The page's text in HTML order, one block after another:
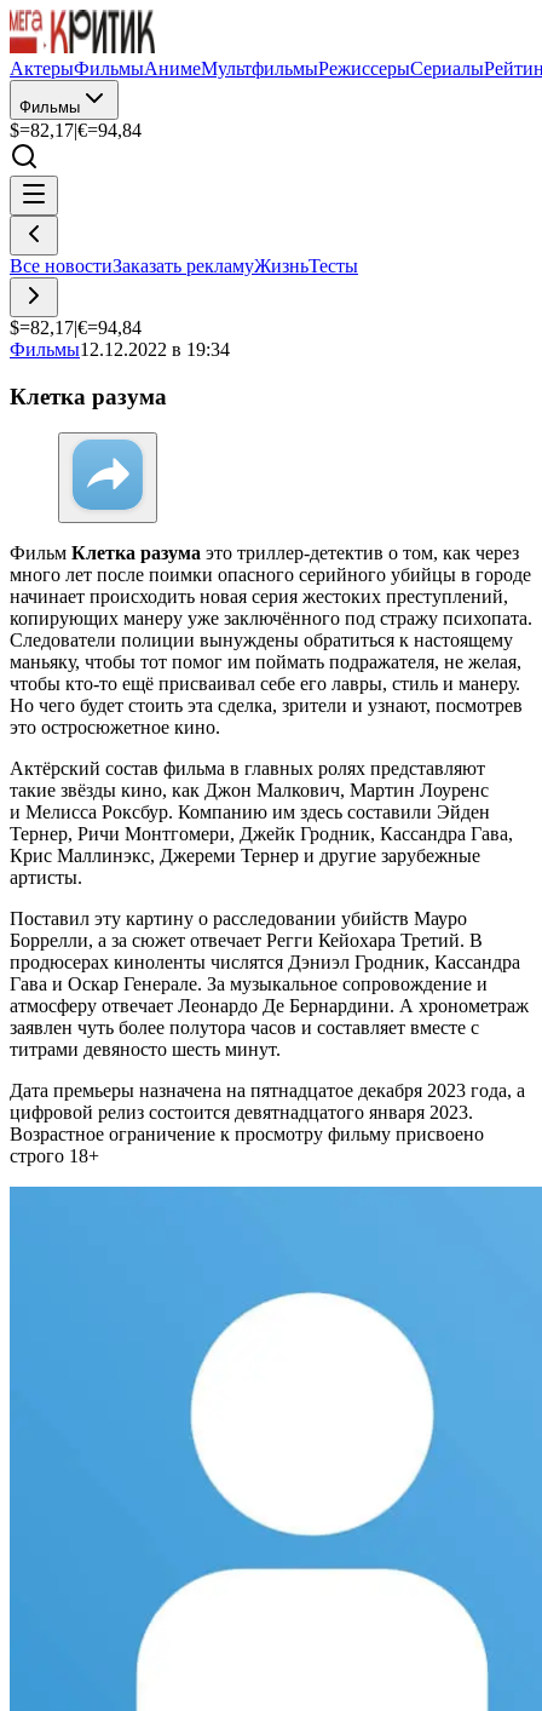
АктерыФильмыАнимеМультфильмыРежиссерыСериалы
Фильмы
$=82,17|€=94,84
Все новостиЗаказать рекламуЖизньТесты
$=82,17|€=94,84
Фильмы12.12.2022 в 19:34
Клетка разума
Фильм Клетка разума это триллер-детектив о том, как через
много лет после поимки опасного серийного убийцы в городе
начинает происходить новая серия жестоких преступлений,
копирующих манеру уже заключённого под стражу психопата.
Следователи полиции вынуждены обратиться к настоящему
маньяку, чтобы тот помог им поймать подражателя, не желая,
чтобы кто-то ещё присваивал себе его лавры, стиль и манеру.
Но чего будет стоить эта сделка, зрители и узнают, посмотрев
это остросюжетное кино.
Актёрский состав фильма в главных ролях представляют
такие звёзды кино, как Джон Малкович, Мартин Лоуренс
и Мелисса Роксбур. Компанию им здесь составили Эйден
Тернер, Ричи Монтгомери, Джейк Гродник, Кассандра Гава,
Крис Маллинэкс, Джереми Тернер и другие зарубежные
артисты.
Поставил эту картину о расследовании убийств Мауро
Боррелли, а за сюжет отвечает Регги Кейохара Третий. В
продюсерах киноленты числятся Дэниэл Гродник, Кассандра
Гава и Оскар Генерале. За музыкальное сопровождение и
атмосферу отвечает Леонардо Де Бернардини. А хронометраж
заявлен чуть более полутора часов и составляет вместе с
титрами девяносто шесть минут.
Дата премьеры назначена на пятнадцатое декабря 2023 года, а
цифровой релиз состоится девятнадцатого января 2023.
Возрастное ограничение к просмотру фильму присвоено
строго 18+